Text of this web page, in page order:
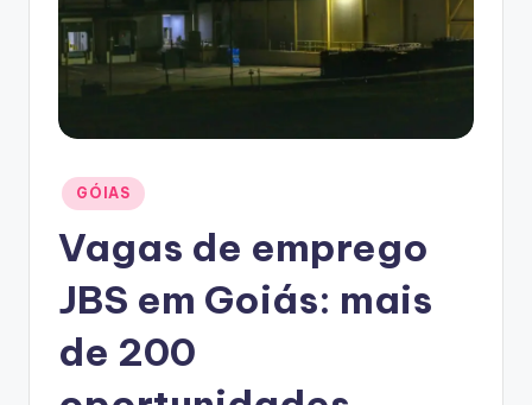
Posted
in
GÓIAS
Vagas de emprego
JBS em Goiás: mais
de 200